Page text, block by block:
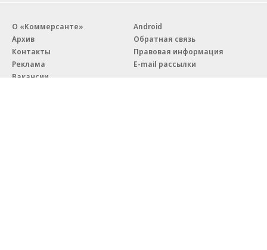
О «Коммерсанте»
Архив
Контакты
Реклама
Вакансии
Android
Обратная связь
Правовая информация
E-mail рассылки